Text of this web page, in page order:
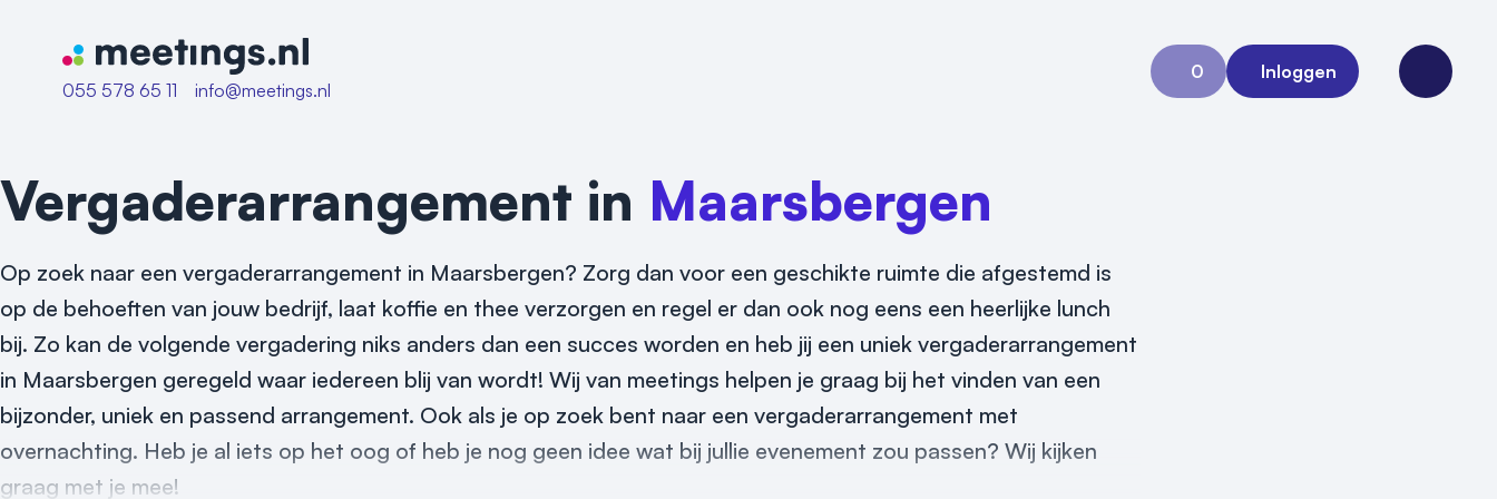
Naar home van Meetings
055 578 65 11
info@meetings.nl
0
Aanvraag 0
Inloggen
Open
Vergaderarrangement in Maarsbergen
Op zoek naar een vergaderarrangement in Maarsbergen? Zorg dan voor een geschikte ruimte die afgestemd is
op de behoeften van jouw bedrijf, laat koffie en thee verzorgen en regel er dan ook nog eens een heerlijke lunch
bij. Zo kan de volgende vergadering niks anders dan een succes worden en heb jij een uniek vergaderarrangement
in Maarsbergen geregeld waar iedereen blij van wordt! Wij van meetings helpen je graag bij het vinden van een
bijzonder, uniek en passend arrangement. Ook als je op zoek bent naar een vergaderarrangement met
overnachting. Heb je al iets op het oog of heb je nog geen idee wat bij jullie evenement zou passen? Wij kijken
graag met je mee!